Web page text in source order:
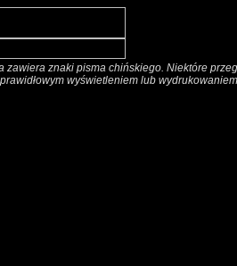
zawiera znaki pisma chińskiego. Niektóre
prawidłowym wyświetleniem lub